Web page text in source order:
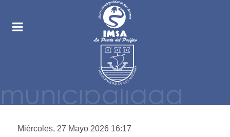
Miércoles, 27 Mayo 2026 16:17